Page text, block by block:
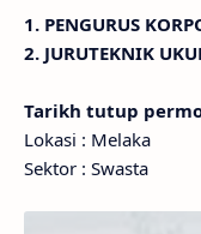
1. PENGURUS
2. JURUTEKNIK
Tarikh tutup
Lokasi : Melaka
Sektor : Swasta